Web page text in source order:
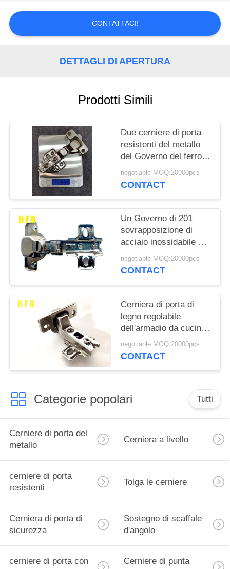
NOTIZIE
POLICY
CONTATTACI!
DETTAGLI DI APERTURA
Prodotti Simili
Due cerniere di porta
resistenti del metallo
del Governo del ferro
del foro SS201 lucidate
negotiable MOQ:20000pcs
CONTACT
Un Governo di 201
sovrapposizione di
acciaio inossidabile di
due fori munisce la
profondità di cardini di
negotiable MOQ:20000pcs
CONTACT
Cerniera di porta di
legno regolabile
dell'armadio da cucina
35mm nichelati
negotiable MOQ:20000pcs
CONTACT
Categorie popolari Tutti
Cerniere di porta del
metallo
Cerniera a livello
cerniere di porta
resistenti
Tolga le cerniere
Cerniera di porta di
sicurezza
Sostegno di scaffale
d'angolo
cerniere di porta con
Cerniere di punta